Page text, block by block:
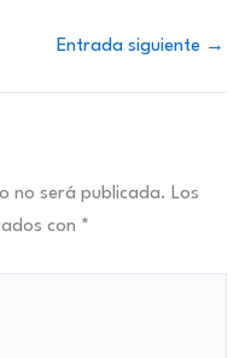
Entrada siguiente →
no será publicada. Los
con *